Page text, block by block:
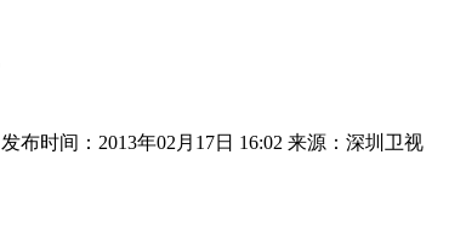
发布时间：2013年02月17日 16:02 来源：深圳卫视